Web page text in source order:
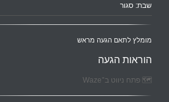
שבת: סגור
מומלץ לתאם הגעה מראש
הוראות הגעה
🗺️ פתח ניווט ב־Waze